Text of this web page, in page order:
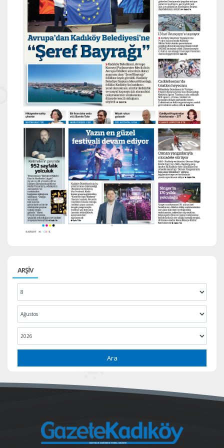
ARŞİV
Ara